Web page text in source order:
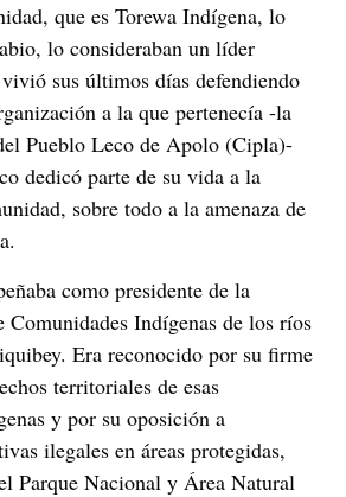
que es Torewa Indígena, lo
lo consideraban un líder
sus últimos días defendiendo
a la que pertenecía -la
Pueblo Leco de Apolo (Cipla)-
dedicó parte de su vida a la
sobre todo a la amenaza de
como presidente de la
Comunidades Indígenas de los ríos
Era reconocido por su firme
territoriales de esas
y por su oposición a
ilegales en áreas protegidas,
Parque Nacional y Área Natural